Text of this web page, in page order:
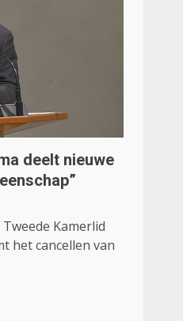
deelt nieuwe
Kamerlid
het cancellen van